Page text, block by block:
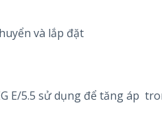
và lắp đặt
E/5.5 sử dụng để tăng áp